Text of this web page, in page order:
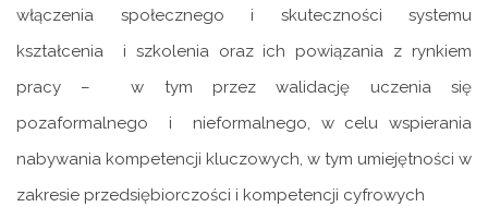
włączenia społecznego i skuteczności systemu
kształcenia i szkolenia oraz ich powiązania z rynkiem
pracy – w tym przez walidację uczenia się
pozaformalnego i nieformalnego, w celu wspierania
nabywania kompetencji kluczowych, w tym umiejętności w
zakresie przedsiębiorczości i kompetencji cyfrowych